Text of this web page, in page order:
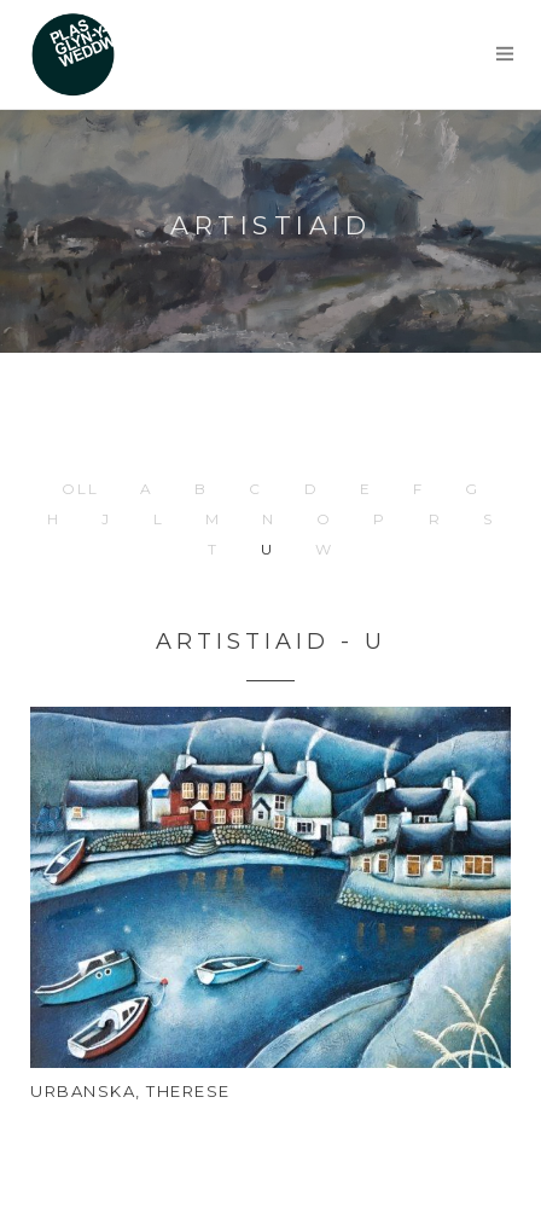
ARTISTIAID
OLL A B C D E F
G
H
J L M N O P R
S
T
U W
ARTISTIAID - U
URBANSKA, THERESE